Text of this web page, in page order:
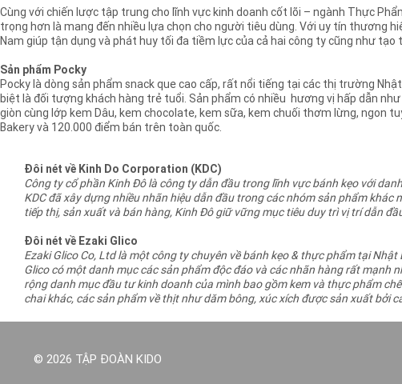
Cùng với chiến lược tập trung cho lĩnh vực kinh doanh cốt lõi – ngành Thực
trọng hơn là mang đến nhiều lựa chọn cho người tiêu dùng. Với uy tín thương
Nam giúp tận dụng và phát huy tối đa tiềm lực của cả hai công ty cũng như
Sản phẩm Pocky
Pocky là dòng sản phẩm snack que cao cấp, rất nổi tiếng tại các thị trường
biệt là đối tượng khách hàng trẻ tuổi. Sản phẩm có nhiều hương vị hấp dẫn
giòn cùng lớp kem Dâu, kem chocolate, kem sữa, kem chuối thơm lừng, ngon
Bakery và 120.000 điểm bán trên toàn quốc.
Đôi nét về Kinh Do Corporation (KDC)
Công ty cổ phần Kinh Đô là công ty dẫn đầu trong lĩnh vực bánh kẹo với
KDC đã xây dựng nhiều nhãn hiệu dẫn đầu trong các nhóm sản phẩm
tiếp thị, sản xuất và bán hàng, Kinh Đô giữ vững mục tiêu duy trì vị trí dẫn
Đôi nét về Ezaki Glico
Ezaki Glico Co, Ltd là một công ty chuyên về bánh kẹo & thực phẩm tại
Glico có một danh mục các sản phẩm độc đáo và các nhãn hàng rất mạnh
rộng danh mục đầu tư kinh doanh của mình bao gồm kem và thực phẩm
chai khác, các sản phẩm về thịt như dăm bông, xúc xích được sản xuất bởi
© 2026 TẬP ĐOÀN KIDO